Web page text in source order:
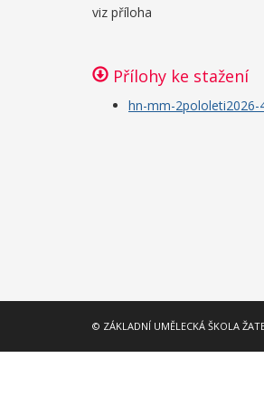
viz příloha
Přílohy ke stažení
hn-mm-2pololeti2026-
© ZÁKLADNÍ UMĚLECKÁ ŠKOLA